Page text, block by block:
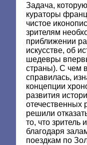
Задача,
кураторы
чистое
зрителям
приближении
искусстве, об
шедевры
страны). С чем
справилась,
концепции
развития
отечественных
решили
то, что зритель
благодаря
поездкам по